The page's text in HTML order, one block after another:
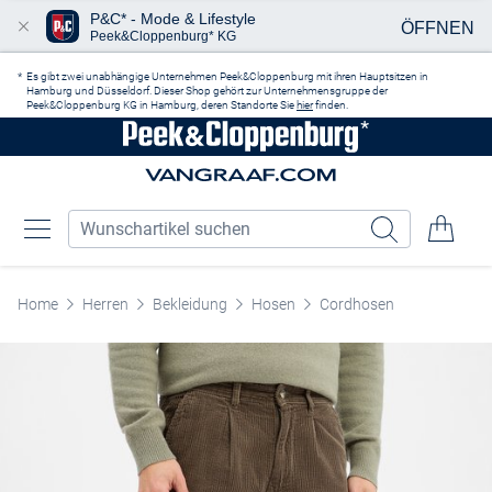
Es gibt zwei unabhängige Unternehmen Peek&Cloppenburg mit ihren Hauptsitzen in
Hamburg und Düsseldorf. Dieser Shop gehört zur Unternehmensgruppe der
Peek&Cloppenburg KG in Hamburg, deren Standorte Sie hierfinden.
Home Herren Bekleidung Hosen Cordhosen
P&C* - Mode & Lifestyle
Peek&Cloppenburg* KG ÖFFNEN